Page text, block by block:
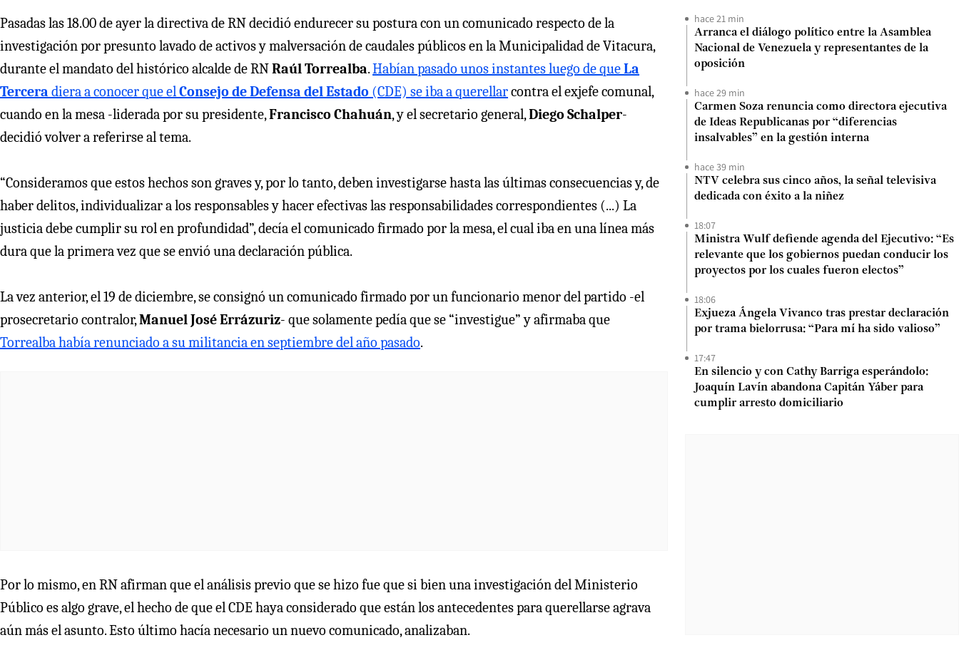
Pasadas las 18.00 de ayer la directiva de RN decidió endurecer su postura con un comunicado respecto de la
investigación por presunto lavado de activos y malversación de caudales públicos en la Municipalidad de Vitacura,
durante el mandato del histórico alcalde de RNRaúl Torrealba.Habían pasado unos instantes luego de queLa
Tercera diera a conocer que elConsejo de Defensa del Estado (CDE) se iba a querellarcontra el exjefe comunal,
cuando en la mesa -liderada por su presidente,Francisco Chahuán, y el secretario general,Diego Schalper-
decidió volver a referirse al tema.
“Consideramos que estos hechos son graves y, por lo tanto, deben investigarse hasta las últimas consecuencias y, de
haber delitos, individualizar a los responsables y hacer efectivas las responsabilidades correspondientes (...) La
justicia debe cumplir su rol en profundidad”, decía el comunicado firmado por la mesa, el cual iba en una línea más
dura que la primera vez que se envió una declaración pública.
La vez anterior, el 19 de diciembre, se consignó un comunicado firmado por un funcionario menor del partido -el
prosecretario contralor,Manuel José Errázuriz- que solamente pedía que se “investigue” y afirmaba que
Torrealba había renunciado a su militancia en septiembre del año pasado.
Por lo mismo, en RN afirman que el análisis previo que se hizo fue que si bien una investigación del Ministerio
Público es algo grave, el hecho de que el CDE haya considerado que están los antecedentes para querellarse agrava
aún más el asunto. Esto último hacía necesario un nuevo comunicado, analizaban.
hace 21 min
Arranca el diálogo político entre la Asamblea
Nacional de Venezuela y representantes de la
oposición
hace 29 min
Carmen Soza renuncia como directora ejecutiva
de Ideas Republicanas por “diferencias
insalvables” en la gestión interna
hace 39 min
NTV celebra sus cinco años, la señal televisiva
dedicada con éxito a la niñez
18:07
Ministra Wulf defiende agenda del Ejecutivo: “Es
relevante que los gobiernos puedan conducir los
proyectos por los cuales fueron electos”
18:06
Exjueza Ángela Vivanco tras prestar declaración
por trama bielorrusa: “Para mí ha sido valioso”
17:47
En silencio y con Cathy Barriga esperándolo:
Joaquín Lavín abandona Capitán Yáber para
cumplir arresto domiciliario